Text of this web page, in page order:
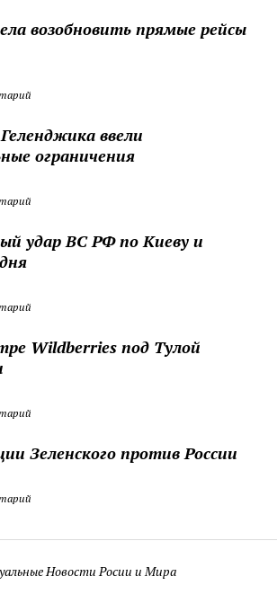
возобновить прямые рейсы
ввели
ограничения
удар ВС РФ по Киеву и
Wildberries под Тулой
Зеленского против России
Новости Росии и Мира